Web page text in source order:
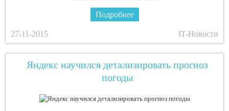
Подробнее
27-11-2015 IT-Новости
Яндекс научился детализировать прогноз
погоды